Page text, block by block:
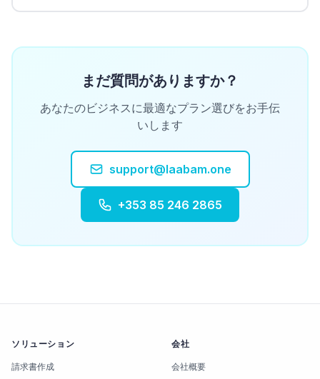
まだ質問がありますか？
あなたのビジネスに最適なプラン選びをお手伝
いします
support@laabam.one
+353 85 246 2865
ソリューション
請求書作成
会社
会社概要